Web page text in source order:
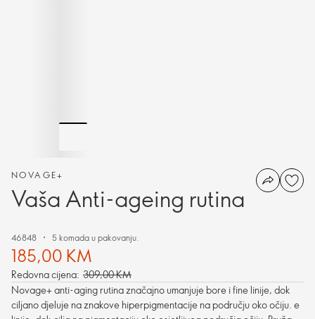
NOVAGE+
Vaša Anti-ageing rutina
46848 5 komada u pakovanju.
185,00 KM
Redovna cijena: 309,00 KM
Novage+ anti-aging rutina značajno umanjuje bore i fine linije, dok
ciljano djeluje na znakove hiperpigmentacije na području oko očiju. e